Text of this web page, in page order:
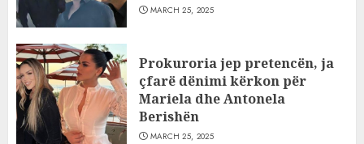
MARCH 25, 2025
Prokuroria jep pretencën, ja
çfarë dënimi kërkon për
Mariela dhe Antonela
Berishën
MARCH 25, 2025